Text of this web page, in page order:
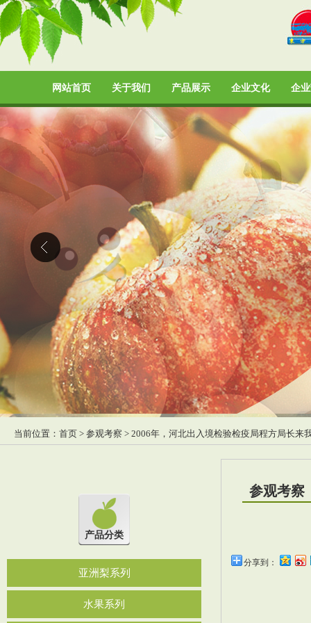
网站首页 关于我们 产品展示 企业文化 企
当前位置： 首页 > 参观考察 > 2006年，河北出入境检验检疫局程方局长来
产品分类
亚洲梨系列
水果系列
参观考察
分享到：